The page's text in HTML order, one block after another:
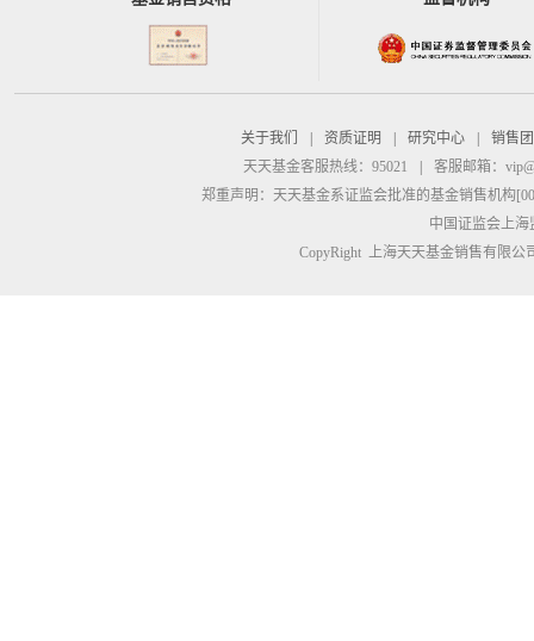
关于我们 资质证明 研究中心
销售
天天基金客服热线：95021
客服邮箱：
郑重声明： 天天基金系证监会批准的基金销售机构
中国证监会上
CopyRight 上海天天基金销售有限